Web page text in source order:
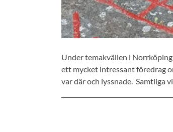
Under temakvällen i
ett mycket intressant föredrag
var där och lyssnade. Samtliga